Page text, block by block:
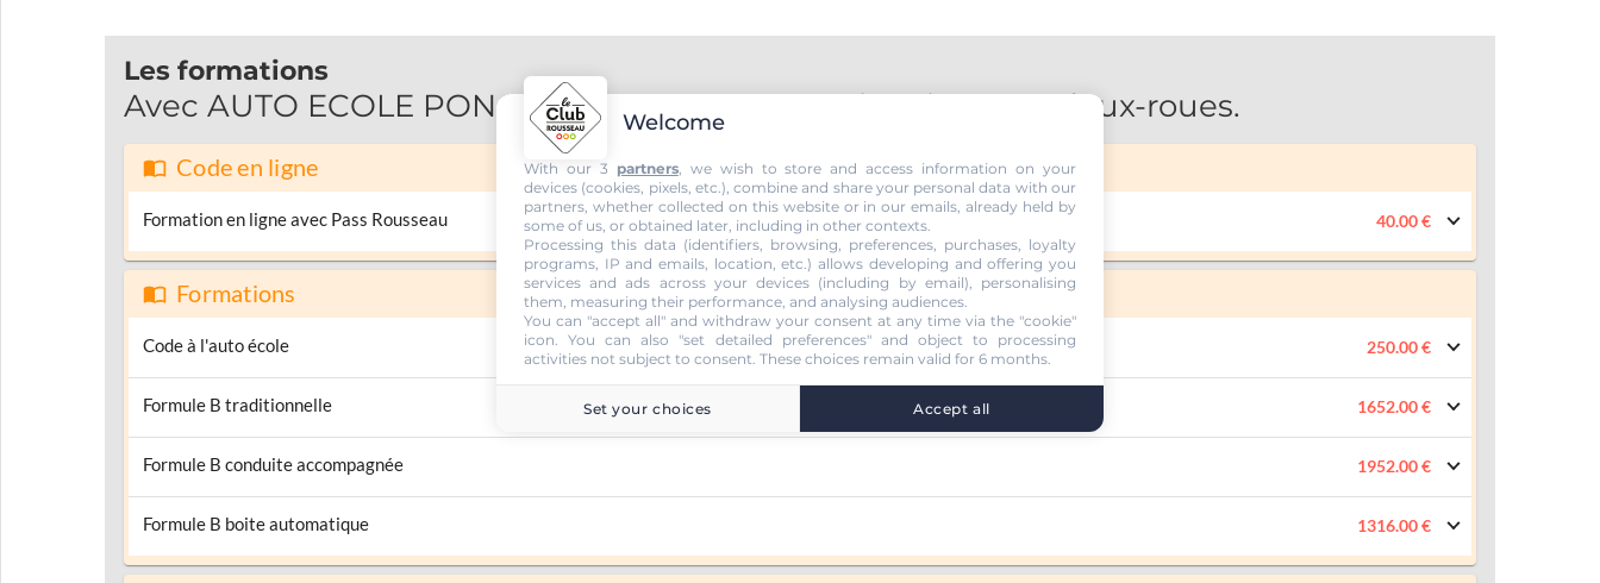
Les formations
Avec AUTO ECOLE PONCET, passez votre permis voiture ou deux-roues.
Code en ligne
Formation en ligne avec Pass Rousseau 40.00 €
Formations
Code à l'auto école 250.00 €
Formule B traditionnelle 1652.00 €
Formule B conduite accompagnée 1952.00 €
Formule B boite automatique 1316.00 €
Welcome
With our 3 partners, we wish to store and access information on your
devices (cookies, pixels, etc.), combine and share your personal data with our
partners, whether collected on this website or in our emails, already held by
some of us, or obtained later, including in other contexts.
Processing this data (identifiers, browsing, preferences, purchases, loyalty
programs, IP and emails, location, etc.) allows developing and offering you
services and ads across your devices (including by email), personalising
them, measuring their performance, and analysing audiences.
You can "accept all" and withdraw your consent at any time via the "cookie"
icon. You can also "set detailed preferences" and object to processing
activities not subject to consent. These choices remain valid for 6 months.
Set your choices Accept all